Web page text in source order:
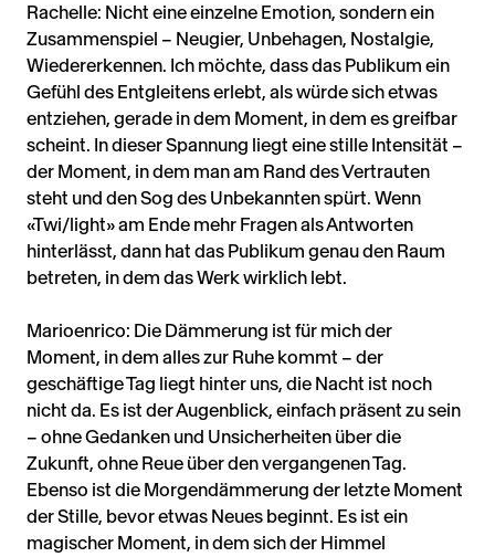
Rachelle: Nicht eine einzelne Emotion, sondern ein
Zusammenspiel – Neugier, Unbehagen, Nostalgie,
Wiedererkennen. Ich möchte, dass das Publikum ein
Gefühl des Entgleitens erlebt, als würde sich etwas
entziehen, gerade in dem Moment, in dem es greifbar
scheint. In dieser Spannung liegt eine stille Intensität –
der Moment, in dem man am Rand des Vertrauten
steht und den Sog des Unbekannten spürt. Wenn
«Twi/light» am Ende mehr Fragen als Antworten
hinterlässt, dann hat das Publikum genau den Raum
betreten, in dem das Werk wirklich lebt.
Marioenrico: Die Dämmerung ist für mich der
Moment, in dem alles zur Ruhe kommt – der
geschäftige Tag liegt hinter uns, die Nacht ist noch
nicht da. Es ist der Augenblick, einfach präsent zu sein
– ohne Gedanken und Unsicherheiten über die
Zukunft, ohne Reue über den vergangenen Tag.
Ebenso ist die Morgendämmerung der letzte Moment
der Stille, bevor etwas Neues beginnt. Es ist ein
magischer Moment, in dem sich der Himmel